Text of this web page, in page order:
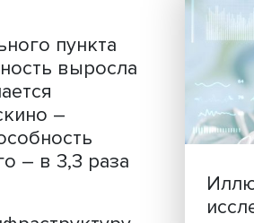
пункты пропуска на
единиц, что на 21,3 %
пунктов пропуска
пропуска с
синхронизации
пропускной
пунктов